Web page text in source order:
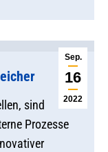
Sep.
16
2022
sind
Prozesse